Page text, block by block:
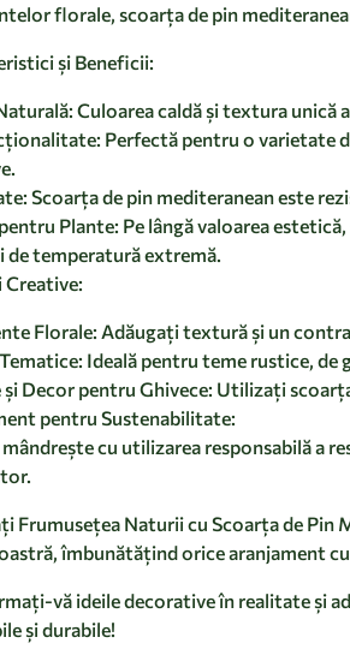
florale, scoarța de pin
și Beneficii:
Culoarea caldă și textura unică
Perfectă pentru o varietate
Scoarța de pin mediteranean este
Plante: Pe lângă valoarea
temperatură extremă.
Creative:
Florale: Adăugați textură și un
Ideală pentru teme rustice,
Decor pentru Ghivece: Utilizați
pentru Sustenabilitate:
mândrește cu utilizarea responsabilă a
Frumusețea Naturii cu Scoarța de Pin
îmbunătățind orice aranjament
vă ideile decorative în realitate și
și durabile!